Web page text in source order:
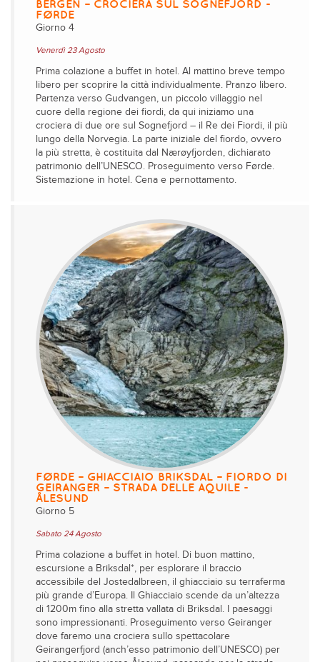
BERGEN – CROCIERA SUL SOGNEFJORD -
FØRDE
Giorno 4
Venerdì 23 Agosto
Prima colazione a buffet in hotel. Al mattino breve tempo
libero per scoprire la città individualmente. Pranzo libero.
Partenza verso Gudvangen, un piccolo villaggio nel
cuore della regione dei fiordi, da qui iniziamo una
crociera di due ore sul Sognefjord – il Re dei Fiordi, il più
lungo della Norvegia. La parte iniziale del fiordo, ovvero
la più stretta, è costituita dal Nærøyfjorden, dichiarato
patrimonio dell’UNESCO. Proseguimento verso Førde.
Sistemazione in hotel. Cena e pernottamento.
FØRDE – GHIACCIAIO BRIKSDAL – FIORDO DI
GEIRANGER – STRADA DELLE AQUILE -
ÅLESUND
Giorno 5
Sabato 24 Agosto
Prima colazione a buffet in hotel. Di buon mattino,
escursione a Briksdal*, per esplorare il braccio
accessibile del Jostedalbreen, il ghiacciaio su terraferma
più grande d’Europa. Il Ghiacciaio scende da un’altezza
di 1200m fino alla stretta vallata di Briksdal. I paesaggi
sono impressionanti. Proseguimento verso Geiranger
dove faremo una crociera sullo spettacolare
Geirangerfjord (anch’esso patrimonio dell’UNESCO) per